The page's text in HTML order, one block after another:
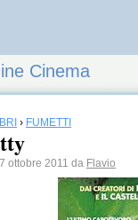
Cinema
› FUMETTI
ottobre 2011 da Flavio